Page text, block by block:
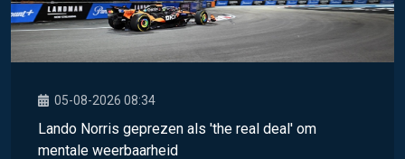
05-08-2026 08:34
Lando Norris geprezen als 'the real deal' om
mentale weerbaarheid